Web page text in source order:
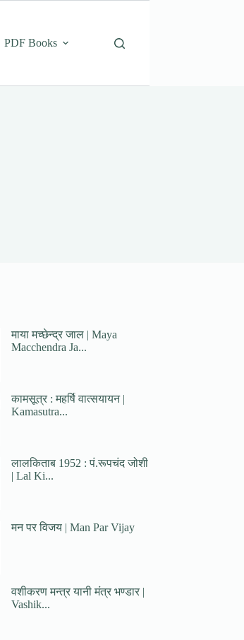
PDF Books
माया मच्छेन्द्र जाल | Maya
Macchendra Ja...
कामसूत्र : महर्षि वात्सयायन |
Kamasutra...
लालकिताब 1952 : पं.रूपचंद जोशी
| Lal Ki...
मन पर विजय | Man Par Vijay
वशीकरण मन्त्र यानी मंत्र भण्डार |
Vashik...